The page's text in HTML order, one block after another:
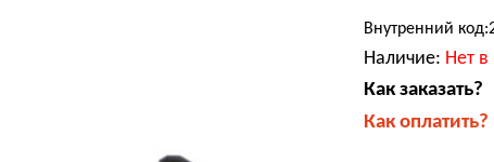
Внутренний
Наличие: Нет
Как заказать?
Как оплатить?